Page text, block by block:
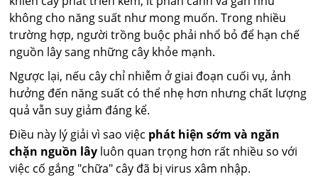
không cho năng suất như mong muốn. Trong nhiều
trường hợp, người trồng buộc phải nhổ bỏ để hạn chế
nguồn lây sang những cây khỏe mạnh.
Ngược lại, nếu cây chỉ nhiễm ở giai đoạn cuối vụ, ảnh
hưởng đến năng suất có thể nhẹ hơn nhưng chất lượng
quả vẫn suy giảm đáng kể.
Điều này lý giải vì sao việc phát hiện sớm và ngăn
chặn nguồn lây luôn quan trọng hơn rất nhiều so với
việc cố gắng "chữa" cây đã bị virus xâm nhập.